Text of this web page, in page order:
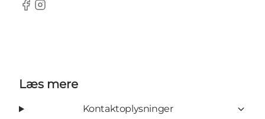
Facebook
Instagram
Læs mere
Kontaktoplysninger